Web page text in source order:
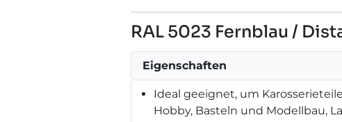
RAL 5023 Fernblau /
Eigenschaften
Ideal geeignet, um
Hobby, Basteln und Modellbau,